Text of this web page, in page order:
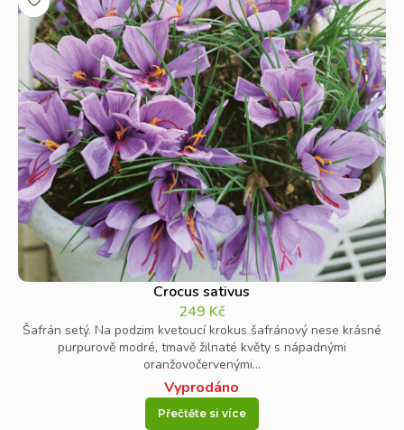
Crocus sativus
249 Kč
Šafrán setý. Na podzim kvetoucí krokus šafránový nese krásné
purpurově modré, tmavě žilnaté květy s nápadnými
oranžovočervenými...
Vyprodáno
Přečtěte si více